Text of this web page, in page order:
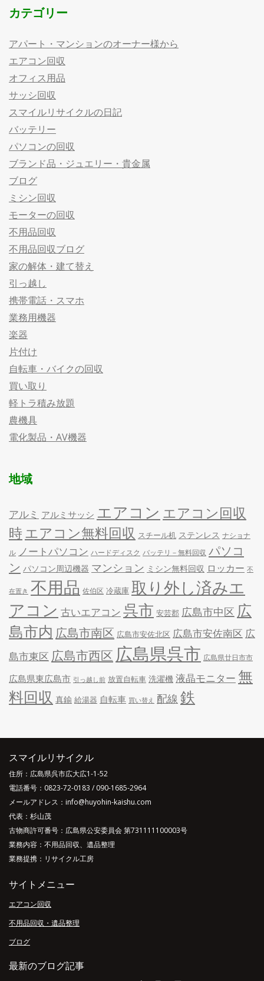
カテゴリー
アパート・マンションのオーナー様から
エアコン回収
オフィス用品
サッシ回収
スマイルリサイクルの日記
バッテリー
パソコンの回収
ブランド品・ジュエリー・貴金属
ブログ
ミシン回収
モーターの回収
不用品回収
不用品回収ブログ
家の解体・建て替え
引っ越し
携帯電話・スマホ
業務用機器
楽器
片付け
自転車・バイクの回収
買い取り
軽トラ積み放題
農機具
電化製品・AV機器
地域
アルミ アルミサッシ エアコン エアコン回収
時エアコン無料回収 スチール机 ステンレス ナショナ
ル ノートパソコン ハードディスク バッテリ－無料回収 パソコ
ン パソコン周辺機器 マンション ミシン無料回収 ロッカー 不
在置き 不用品 佐伯区 冷蔵庫 取り外し済みエ
アコン 古いエアコン 呉市 安芸郡 広島市中区 広
島市内 広島市南区 広島市安佐北区 広島市安佐南区 広
島市東区 広島市西区 広島県呉市 広島県廿日市市
広島県東広島市 引っ越し前 放置自転車 洗濯機 液晶モニター 無
料回収 真鍮 給湯器 自転車 買い替え 配線 鉄
スマイルリサイクル
住所：広島県呉市広大広1-1-52
電話番号： 0823-72-0183 / 090-1685-2964
メールアドレス：info@huyohin-kaishu.com
代表：杉山茂
古物商許可番号：広島県公安委員会 第731111100003号
業務内容：不用品回収、遺品整理
業務提携：リサイクル工房
サイトメニュー
エアコン回収
不用品回収・遺品整理
ブログ
最新のブログ記事